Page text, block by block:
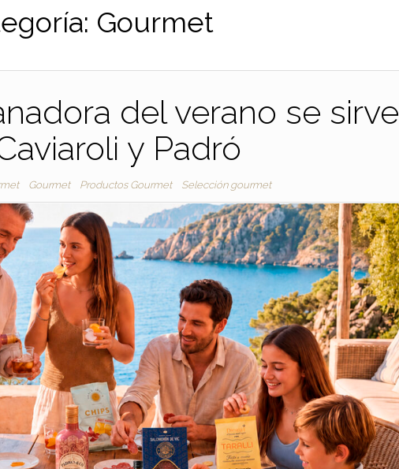
Gourmet
del verano se sirve
y Padró
Gourmet Productos Gourmet Selección gourmet